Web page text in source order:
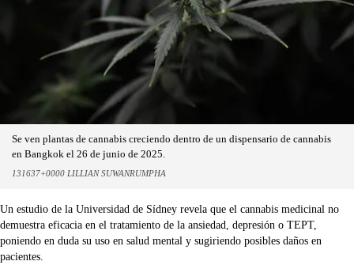
Se ven plantas de cannabis creciendo dentro de un dispensario de cannabis
en Bangkok el 26 de junio de 2025.
131637+0000 LILLIAN SUWANRUMPHA
Un estudio de la Universidad de Sídney revela que el cannabis medicinal no
demuestra eficacia en el tratamiento de la ansiedad, depresión o TEPT,
poniendo en duda su uso en salud mental y sugiriendo posibles daños en
pacientes.